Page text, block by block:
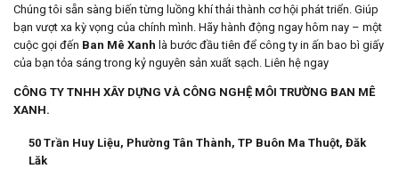
Chúng tôi sẵn sàng biến từng luồng khí thải thành cơ hội phát triển. Giúp
bạn vượt xa kỳ vọng của chính mình. Hãy hành động ngay hôm nay – một
cuộc gọi đến Ban Mê Xanh là bước đầu tiên để công ty in ấn bao bì giấy
của bạn tỏa sáng trong kỷ nguyên sản xuất sạch. Liên hệ ngay
CÔNG TY TNHH XÂY DỰNG VÀ CÔNG NGHỆ MÔI TRƯỜNG BAN MÊ
XANH.
50 Trần Huy Liệu, Phường Tân Thành, TP Buôn Ma Thuột, Đăk
Lăk